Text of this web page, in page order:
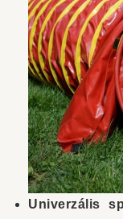
Univerzális